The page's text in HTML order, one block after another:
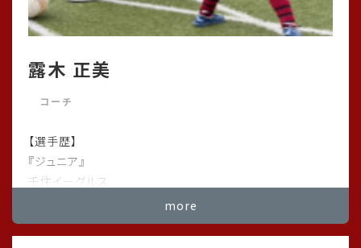
3年生足立区学年大会第3位！
期日：2025年11月30日（日）
大会名：足立区学年大会
『3位決定戦』
GROW FC 5-1 クリアージュFCロッキーレグルス
GROW FC 第3位！！
露木 正美
コーチ
【選手歴】
『ジュニア』
千住イーグルス
『ジュニアユース』
more